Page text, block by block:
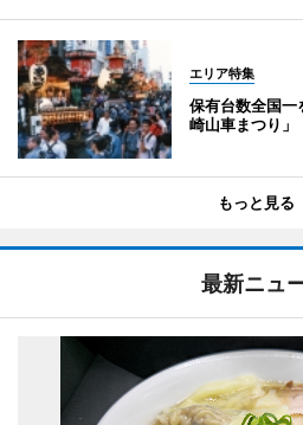
エリア特集
保有台数全国一
崎山車まつり」
もっと見る
最新ニュ